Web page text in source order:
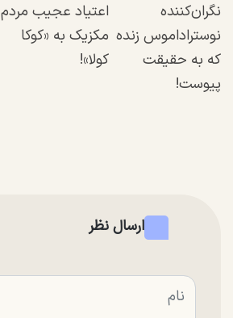
نگران‌کننده
نوستراداموس زنده
که به حقیقت
پیوست!
اعتیاد عجیب مردم
مکزیک به «کوکا
کولا»!
ارسال نظر